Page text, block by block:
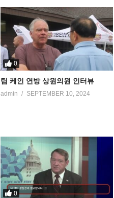
0
팀 케인 연방 상원의원 인터뷰
admin SEPTEMBER 10, 2024
0